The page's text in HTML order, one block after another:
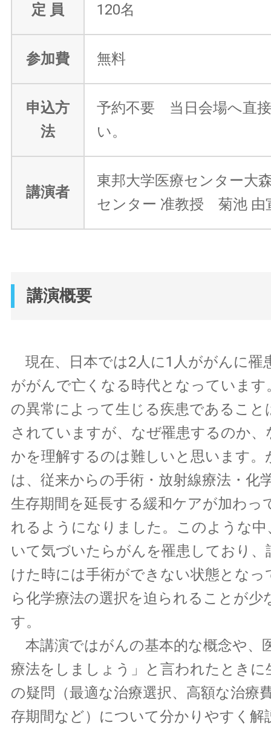
定 員 120名
参加費 無料
申込方
法
予約不要 当日会場へ直
い。
講演者
東邦大学医療センター大
センター 准教授 菊池 由
講演概要
現在、日本では2人に1人ががんに罹
ががんで亡くなる時代となっています
の異常によって生じる疾患であること
されていますが、なぜ罹患するのか
かを理解するのは難しいと思います。
は、従来からの手術・放射線療法・化
生存期間を延長する緩和ケアが加わっ
れるようになりました。このような中
いて気づいたらがんを罹患しており、
けた時には手術ができない状態となっ
ら化学療法の選択を迫られることが少
す。
本講演ではがんの基本的な概念や、
療法をしましょう」と言われたときに
の疑問（最適な治療選択、高額な治療
存期間など）について分かりやすく解